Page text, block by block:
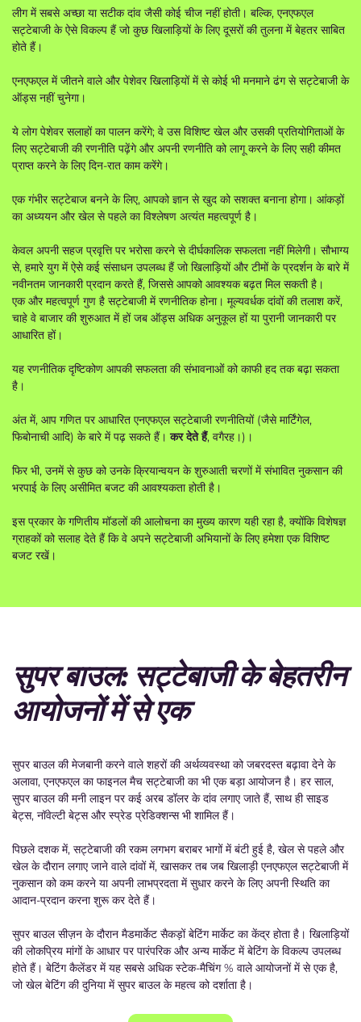
लीग में सबसे अच्छा या सटीक दांव जैसी कोई चीज नहीं होती। बल्कि, एनएफएल
सट्टेबाजी के ऐसे विकल्प हैं जो कुछ खिलाड़ियों के लिए दूसरों की तुलना में बेहतर साबित
होते हैं।
एनएफएल में जीतने वाले और पेशेवर खिलाड़ियों में से कोई भी मनमाने ढंग से सट्टेबाजी के
ऑड्स नहीं चुनेगा।
ये लोग पेशेवर सलाहों का पालन करेंगे; वे उस विशिष्ट खेल और उसकी प्रतियोगिताओं के
लिए सट्टेबाजी की रणनीति पढ़ेंगे और अपनी रणनीति को लागू करने के लिए सही कीमत
प्राप्त करने के लिए दिन-रात काम करेंगे।
एक गंभीर सट्टेबाज बनने के लिए, आपको ज्ञान से खुद को सशक्त बनाना होगा। आंकड़ों
का अध्ययन और खेल से पहले का विश्लेषण अत्यंत महत्वपूर्ण है।
केवल अपनी सहज प्रवृत्ति पर भरोसा करने से दीर्घकालिक सफलता नहीं मिलेगी। सौभाग्य
से, हमारे युग में ऐसे कई संसाधन उपलब्ध हैं जो खिलाड़ियों और टीमों के प्रदर्शन के बारे में
नवीनतम जानकारी प्रदान करते हैं, जिससे आपको आवश्यक बढ़त मिल सकती है।
एक और महत्वपूर्ण गुण है सट्टेबाजी में रणनीतिक होना। मूल्यवर्धक दांवों की तलाश करें,
चाहे वे बाजार की शुरुआत में हों जब ऑड्स अधिक अनुकूल हों या पुरानी जानकारी पर
आधारित हों।
यह रणनीतिक दृष्टिकोण आपकी सफलता की संभावनाओं को काफी हद तक बढ़ा सकता
है।
अंत में, आप गणित पर आधारित एनएफएल सट्टेबाजी रणनीतियों (जैसे मार्टिंगेल,
फिबोनाची आदि) के बारे में पढ़ सकते हैं।कर देते हैं, वगैरह।)।
फिर भी, उनमें से कुछ को उनके क्रियान्वयन के शुरुआती चरणों में संभावित नुकसान की
भरपाई के लिए असीमित बजट की आवश्यकता होती है।
इस प्रकार के गणितीय मॉडलों की आलोचना का मुख्य कारण यही रहा है, क्योंकि विशेषज्ञ
ग्राहकों को सलाह देते हैं कि वे अपने सट्टेबाजी अभियानों के लिए हमेशा एक विशिष्ट
बजट रखें।
सुपर बाउल: सट्टेबाजी के बेहतरीन
आयोजनों में से एक
सुपर बाउल की मेजबानी करने वाले शहरों की अर्थव्यवस्था को जबरदस्त बढ़ावा देने के
अलावा, एनएफएल का फाइनल मैच सट्टेबाजी का भी एक बड़ा आयोजन है। हर साल,
सुपर बाउल की मनी लाइन पर कई अरब डॉलर के दांव लगाए जाते हैं, साथ ही साइड
बेट्स, नॉवेल्टी बेट्स और स्प्रेड प्रेडिक्शन्स भी शामिल हैं।
पिछले दशक में, सट्टेबाजी की रकम लगभग बराबर भागों में बंटी हुई है, खेल से पहले और
खेल के दौरान लगाए जाने वाले दांवों में, खासकर तब जब खिलाड़ी एनएफएल सट्टेबाजी में
नुकसान को कम करने या अपनी लाभप्रदता में सुधार करने के लिए अपनी स्थिति का
आदान-प्रदान करना शुरू कर देते हैं।
सुपर बाउल सीज़न के दौरान मैडमार्केट सैकड़ों बेटिंग मार्केट का केंद्र होता है। खिलाड़ियों
की लोकप्रिय मांगों के आधार पर पारंपरिक और अन्य मार्केट में बेटिंग के विकल्प उपलब्ध
होते हैं। बेटिंग कैलेंडर में यह सबसे अधिक स्टेक-मैचिंग % वाले आयोजनों में से एक है,
जो खेल बेटिंग की दुनिया में सुपर बाउल के महत्व को दर्शाता है।